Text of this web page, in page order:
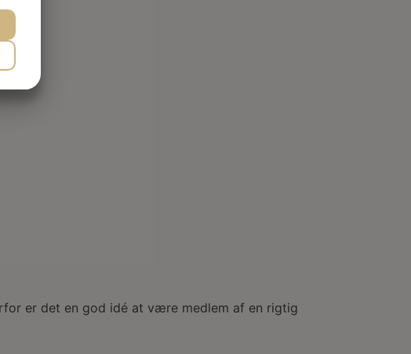
er det en god idé at være medlem af en rigtig